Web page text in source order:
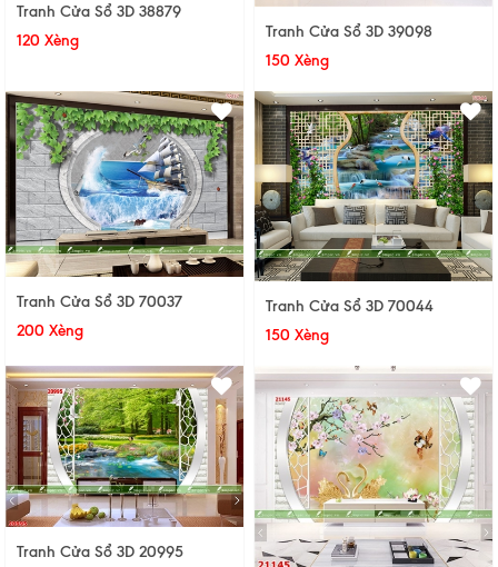
Tranh Cửa Sổ 3D 38879
120 Xèng
Tranh Cửa Sổ 3D 39098
150 Xèng
Tranh Cửa Sổ 3D 70037
200 Xèng
Tranh Cửa Sổ 3D 70044
150 Xèng
Tranh Cửa Sổ 3D 20995